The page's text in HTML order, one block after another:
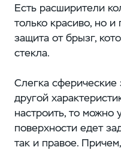
Есть расширители
только красиво, но
защита от брызг,
стекла.
Слегка сферические
другой
настроить, то можно
поверхности едет
так и правое.